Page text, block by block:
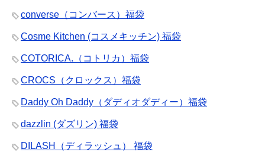
converse（コンバース）福袋
Cosme Kitchen (コスメキッチン) 福袋
COTORICA.（コトリカ）福袋
CROCS（クロックス）福袋
Daddy Oh Daddy（ダディオダディー）福袋
dazzlin (ダズリン) 福袋
DILASH（ディラッシュ） 福袋